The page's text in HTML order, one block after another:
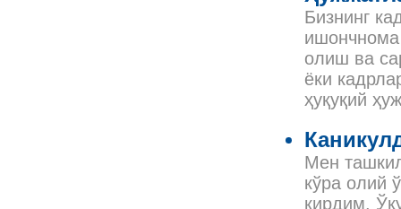
Бизнинг
олиш ва
ёки
ҳуқуқий
Мен
кўра олий
кирдим.